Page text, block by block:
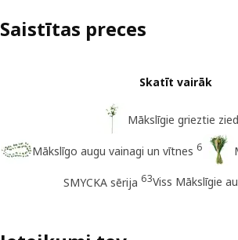
Saistītas preces
Skatīt vairāk
Mākslīgie grieztie
Mākslīgo augu vainagi un vītnes 6
SMYCKA sērija 63Viss Mākslīgie